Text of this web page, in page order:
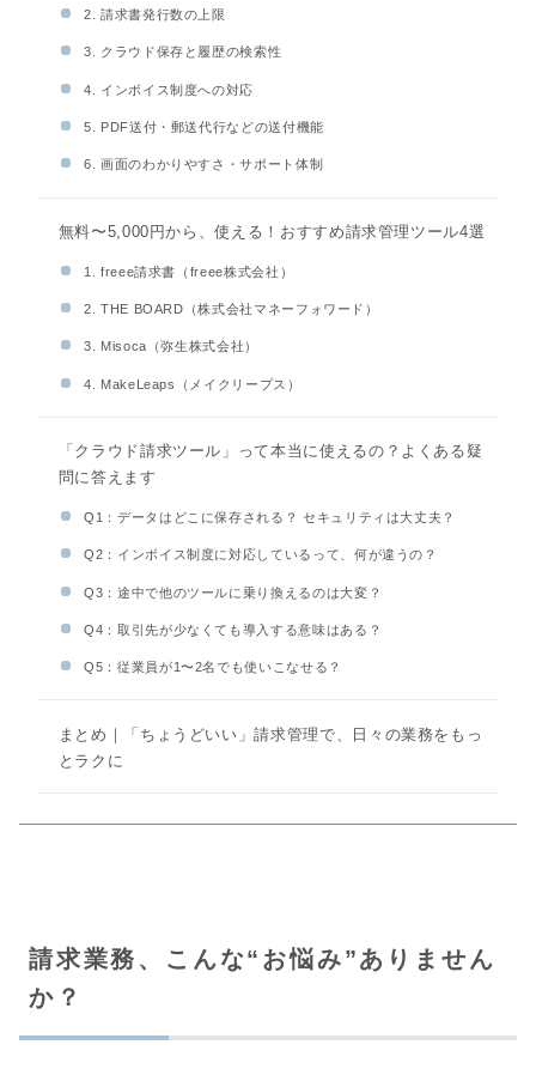
2. 請求書発行数の上限
3. クラウド保存と履歴の検索性
4. インボイス制度への対応
5. PDF送付・郵送代行などの送付機能
6. 画面のわかりやすさ・サポート体制
無料〜5,000円から、使える！おすすめ請求管理ツール4選
1. freee請求書（freee株式会社）
2. THE BOARD（株式会社マネーフォワード）
3. Misoca（弥生株式会社）
4. MakeLeaps（メイクリープス）
「クラウド請求ツール」って本当に使えるの？よくある疑
問に答えます
Q1：データはどこに保存される？ セキュリティは大丈夫？
Q2：インボイス制度に対応しているって、何が違うの？
Q3：途中で他のツールに乗り換えるのは大変？
Q4：取引先が少なくても導入する意味はある？
Q5：従業員が1〜2名でも使いこなせる？
まとめ｜「ちょうどいい」請求管理で、日々の業務をもっ
とラクに
請求業務、こんな“お悩み”ありません
か？